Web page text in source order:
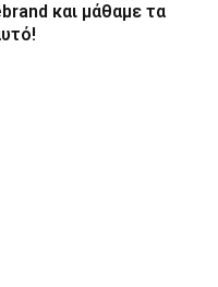
και μάθαμε τα